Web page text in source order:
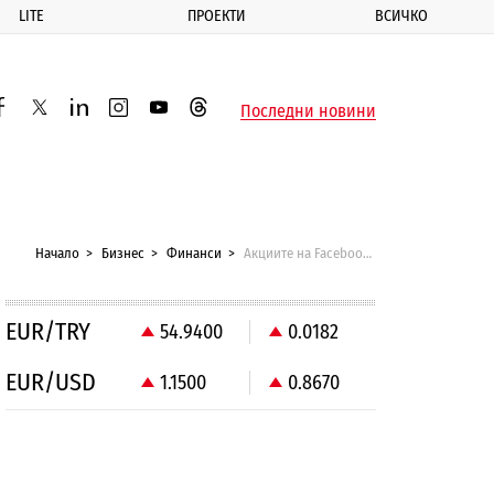
LITE ПРОЕКТИ ВСИЧКО
twitterlinkedininstagram
youtubethreadsПоследни новини
Начало Бизнес Финанси Акциите на Facebook стигнаха дъното
EUR/TRY 54.9400 0.0182
EUR/USD 1.1500 0.8670